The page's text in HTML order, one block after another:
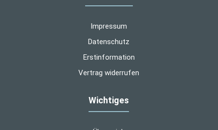
Impressum
Datenschutz
Erstinformation
Vertrag widerrufen
Wichtiges